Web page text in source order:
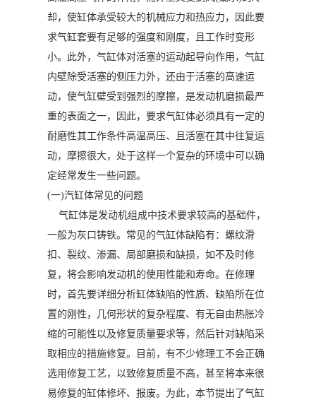
却，使缸体承受较大的机械应力和热应力，因此要
求气缸套要有足够的强度和刚度，且工作时变形
小。此外，气缸体对活塞的运动起导向作用，气缸
内壁除受活塞的侧压力外，还由于活塞的高速运
动，使气缸壁受到强烈的摩擦，是发动机磨损最严
重的表面之一，因此，要求气缸体必须具有一定的
耐磨性其工作条件高温高压、且活塞在其中往复运
动，摩擦很大，处于这样一个复杂的环境中可以确
定经常发生一些问题。
(一)汽缸体常见的问题
气缸体是发动机组成中技术要求较高的基础件，
一般为灰口铸铁。常见的气缸体缺陷有：螺纹滑
扣、裂纹、渗漏、局部磨损和缺损，如不及时修
复，将会影响发动机的使用性能和寿命。在修理
时，首先要详细分析缸体缺陷的性质、缺陷所在位
置的刚性，几何形状的复杂程度、有无自由热胀冷
缩的可能性以及修复质量要求等，然后针对缺陷采
取相应的措施修复。目前，有不少修理工不会正确
选用修复工艺，以致修复质量不高，甚至将本来很
易修复的缸体修坏、报废。为此，本节提出了气缸